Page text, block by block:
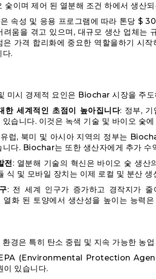
숯이며 제어 된 열분해 조건 하에서 생산
속성 및 응용 프로그램에 따라 톤당 $
려움을 겪고 있으며, 대규모 생산 업체는
은 가격 합리화에 중요한 역할을하기 시
다.
미시 경제적 요인은 Biochar 시장을 주
한 세계적인 초점이 높아집니다: 정부,
습니다. 이것은 녹색 기술 및 바이오 숯
럽, 북미 및 아시아 지역의 정부는
니다. Biochar는 또한 생산자에게 추가 수
전: 열분해 기술의 혁신은 바이오 숯 생산
식 및 모바일 장치는 이제 로컬 및 분산
: 전 세계 인구가 증가하고 경작지가
화 된 토양에서 생산성을 높이는 능력
경은 특히 탄소 중립 및 지속 가능한 농
(Environmental Protection
이 있습니다.